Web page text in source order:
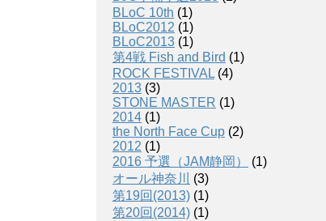
BLoC 10th (1)
BLoC2012 (1)
BLoC2013 (1)
第4戦 Fish and Bird (1)
ROCK FESTIVAL (4)
2013 (3)
STONE MASTER (1)
2014 (1)
the North Face Cup (2)
2012 (1)
2016 予選（JAM静岡）
(1)
オール神奈川
(3)
第19回(2013) (1)
第20回(2014) (1)